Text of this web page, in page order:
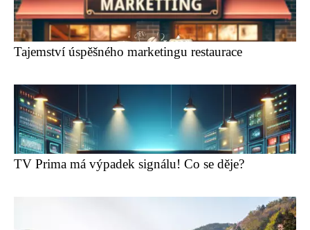
Tajemství úspěšného marketingu restaurace
TV Prima má výpadek signálu! Co se děje?